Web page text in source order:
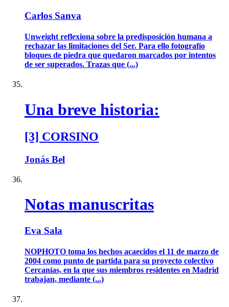
Carlos Sanva
Unweight reflexiona sobre la predisposición humana a
rechazar las limitaciones del Ser. Para ello fotografío
bloques de piedra que quedaron marcados por intentos
de ser superados. Trazas que (...)
Una breve historia:
[3] CORSINO
Jonás Bel
Notas manuscritas
Eva Sala
NOPHOTO toma los hechos acaecidos el 11 de marzo de
2004 como punto de partida para su proyecto colectivo
Cercanías, en la que sus miembros residentes en Madrid
trabajan, mediante (...)